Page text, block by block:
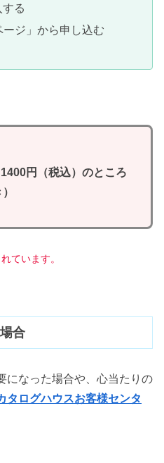
る
ジ」から申し込む
円（税込）のところ
）
ています。
合
になった場合や、心当たりの
タログハウスお客様センタ